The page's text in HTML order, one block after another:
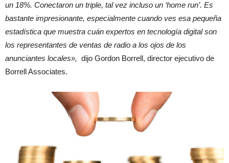
un 18%. Conectaron un triple, tal vez incluso un ‘home run’. Es
bastante impresionante, especialmente cuando ves esa pequeña
estadística que muestra cuán expertos en tecnología digital son
los representantes de ventas de radio a los ojos de los
anunciantes locales», dijo Gordon Borrell, director ejecutivo de
Borrell Associates.